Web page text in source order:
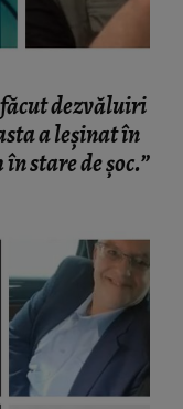
dezvăluiri
a leșinat în
stare de șoc.”